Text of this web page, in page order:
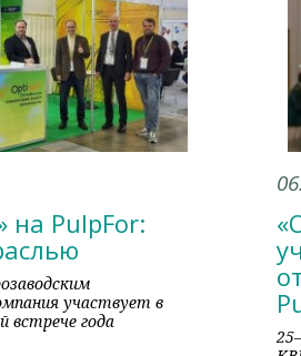
на PulpFor:
участвует в
встрече года